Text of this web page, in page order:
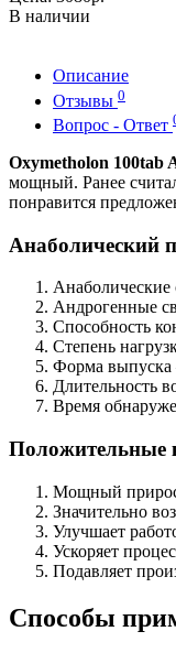
В наличии
Описание
Отзывы 0
Вопрос - Ответ
Oxymetholon 100tab
мощный. Ранее
понравится
Анаболический
Анаболические
Андрогенные
Способность
Степень
Форма выпуска
Длительность
Время
Положительные
Мощный
Значительно
Улучшает
Ускоряет
Подавляет
Способы